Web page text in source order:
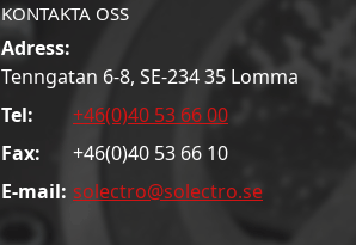
KONTAKTA OSS
Adress:
Tenngatan 6-8, SE-234 35 Lomma
Tel:
+46(0)40 53 66 00
Fax:
+46(0)40 53 66 10
E-mail: solectro@solectro.se